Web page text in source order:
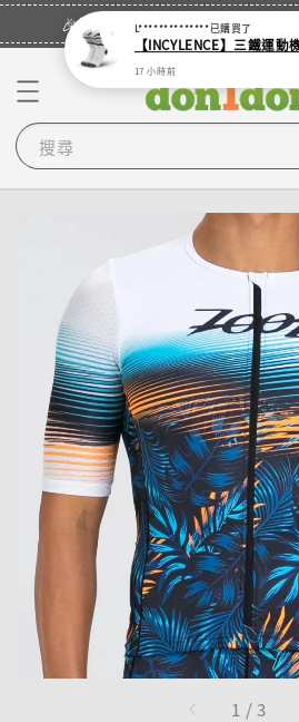
🎉登入會員・領取您的專屬折扣
搜尋
1 /3
L**************已購買了
17 小時前